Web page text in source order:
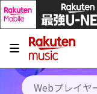
キャンペーン
料金プラン
使い方